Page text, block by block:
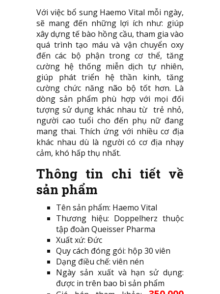
Với việc bổ sung Haemo Vital mỗi ngày,
sẽ mang đến những lợi ích như: giúp
xây dựng tế bào hồng cầu, tham gia vào
quá trình tạo máu và vận chuyển oxy
đến các bộ phận trong cơ thể, tăng
cường hệ thống miễn dịch tự nhiên,
giúp phát triển hệ thần kinh, tăng
cường chức năng não bộ tốt hơn. Là
dòng sản phẩm phù hợp với mọi đối
tượng sử dụng khác nhau từ trẻ nhỏ,
người cao tuổi cho đến phụ nữ đang
mang thai. Thích ứng với nhiều cơ địa
khác nhau dù là người có cơ địa nhạy
cảm, khó hấp thụ nhất.
Thông tin chi tiết về
sản phẩm
Tên sản phẩm: Haemo Vital
Thương hiệu: Doppelherz thuộc
tập đoàn Queisser Pharma
Xuất xứ: Đức
Quy cách đóng gói: hộp 30 viên
Dạng điều chế: viên nén
Ngày sản xuất và hạn sử dụng:
được in trên bao bì sản phẩm